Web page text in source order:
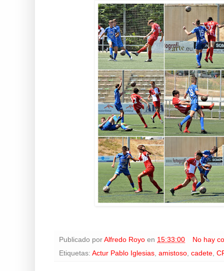
Publicado por Alfredo Royo en 15:33:00
No hay
Etiquetas: Actur Pablo Iglesias, amistoso, cadete,